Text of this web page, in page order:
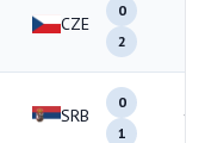
CZE
0
2
SRB
0
1
1